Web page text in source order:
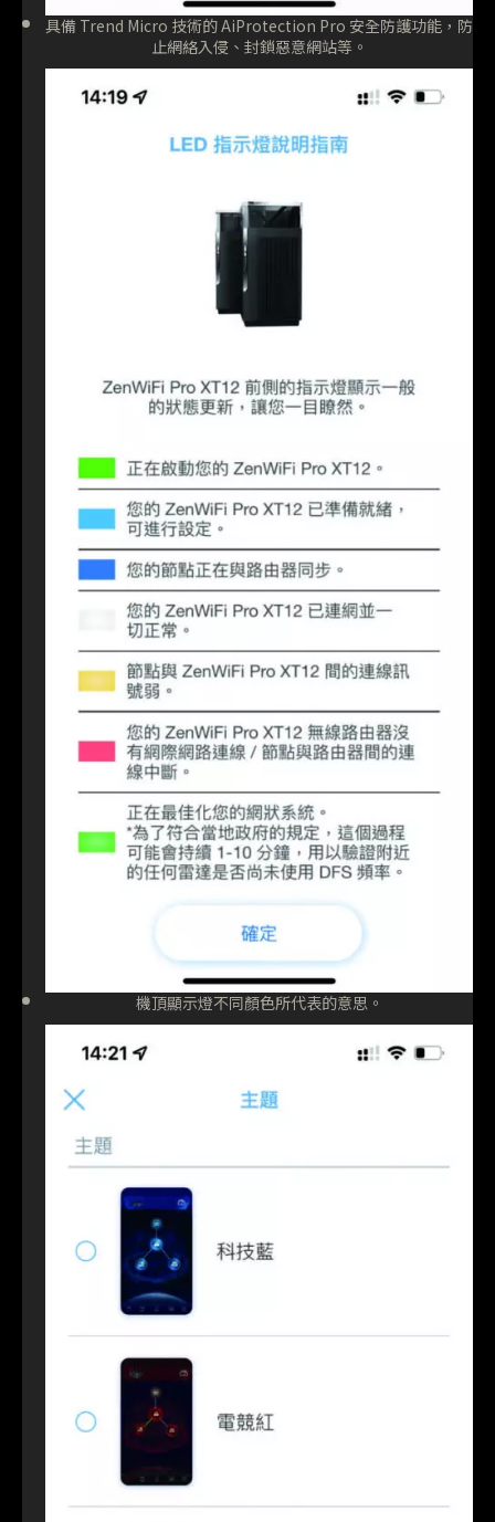
具備 Trend Micro 技術的 AiProtection Pro 安全防護功能，防
止網絡入侵、封鎖惡意網站等。
機頂顯示燈不同顏色所代表的意思。